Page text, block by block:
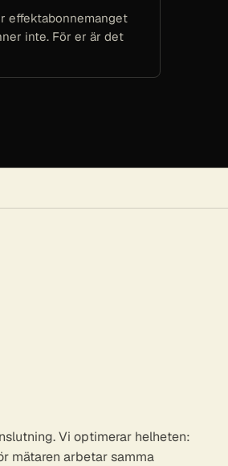
effektabonnemanget
inte. För er är det
Vi optimerar helheten:
mätaren arbetar samma